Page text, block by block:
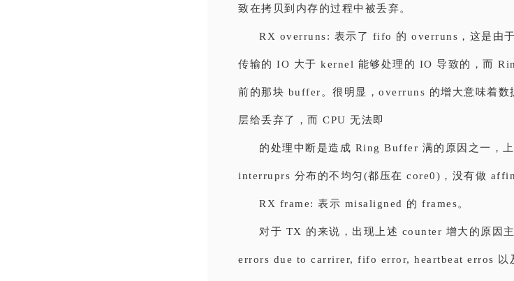
致在拷贝到内存的过程中被丢弃。
RX overruns: 表示了 fifo 的 overruns，这是由
传输的 IO 大于 kernel 能够处理的 IO 导致的，而
前的那块 buffer。很明显，overruns 的增大意味着
层给丢弃了，而 CPU 无法即
的处理中断是造成 Ring Buffer 满的原因之一，
interruprs 分布的不均匀(都压在 core0)，没有做
RX frame: 表示 misaligned 的 frames。
对于 TX 的来说，出现上述 counter 增大的原因
errors due to carrirer, fifo error, heartbeat erros 以